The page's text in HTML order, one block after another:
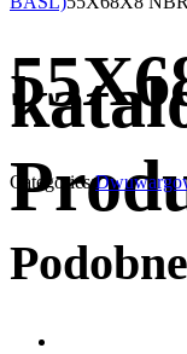
Categories: